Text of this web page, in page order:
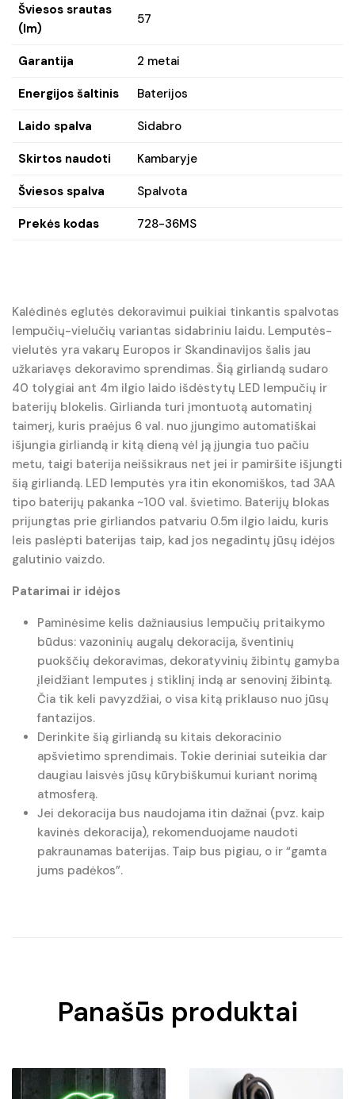
Šviesos srautas
(lm)
57
Garantija 2 metai
Energijos šaltinis Baterijos
Laido spalva Sidabro
Skirtos naudoti Kambaryje
Šviesos spalva Spalvota
Prekės kodas 728-36MS
Kalėdinės eglutės dekoravimui puikiai tinkantis spalvotas
lempučių-vielučių variantas sidabriniu laidu. Lemputės-
vielutės yra vakarų Europos ir Skandinavijos šalis jau
užkariavęs dekoravimo sprendimas. Šią girliandą sudaro
40 tolygiai ant 4m ilgio laido išdėstytų LED lempučių ir
baterijų blokelis. Girlianda turi įmontuotą automatinį
taimerį, kuris praėjus 6 val. nuo įjungimo automatiškai
išjungia girliandą ir kitą dieną vėl ją įjungia tuo pačiu
metu, taigi baterija neišsikraus net jei ir pamiršite išjungti
šią girliandą. LED lemputės yra itin ekonomiškos, tad 3AA
tipo baterijų pakanka ~100 val. švietimo. Baterijų blokas
prijungtas prie girliandos patvariu 0.5m ilgio laidu, kuris
leis paslėpti baterijas taip, kad jos negadintų jūsų idėjos
galutinio vaizdo.
Patarimai ir idėjos
Paminėsime kelis dažniausius lempučių pritaikymo
būdus: vazoninių augalų dekoracija, šventinių
puokščių dekoravimas, dekoratyvinių žibintų gamyba
įleidžiant lemputes į stiklinį indą ar senovinį žibintą.
Čia tik keli pavyzdžiai, o visa kitą priklauso nuo jūsų
fantazijos.
Derinkite šią girliandą su kitais dekoracinio
apšvietimo sprendimais. Tokie deriniai suteikia dar
daugiau laisvės jūsų kūrybiškumui kuriant norimą
atmosferą.
Jei dekoracija bus naudojama itin dažnai (pvz. kaip
kavinės dekoracija), rekomenduojame naudoti
pakraunamas baterijas. Taip bus pigiau, o ir “gamta
jums padėkos”.
Panašūs produktai